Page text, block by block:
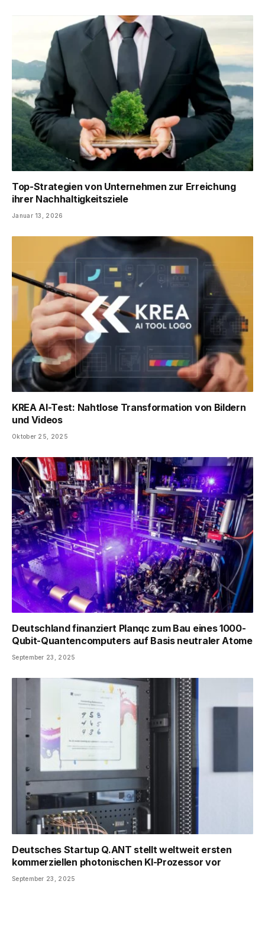
Top-Strategien von Unternehmen zur Erreichung
ihrer Nachhaltigkeitsziele
Januar 13, 2026
KREA AI-Test: Nahtlose Transformation von Bildern
und Videos
Oktober 25, 2025
Deutschland finanziert Planqc zum Bau eines 1000-
Qubit-Quantencomputers auf Basis neutraler Atome
September 23, 2025
Deutsches Startup Q.ANT stellt weltweit ersten
kommerziellen photonischen KI-Prozessor vor
September 23, 2025